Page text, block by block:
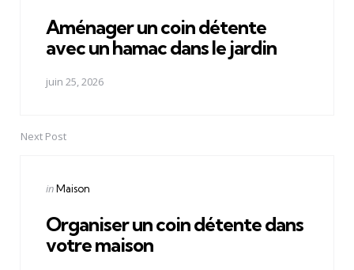
Aménager un coin détente
avec un hamac dans le jardin
juin 25, 2026
Next Post
Posted
inMaison
Organiser un coin détente dans
votre maison